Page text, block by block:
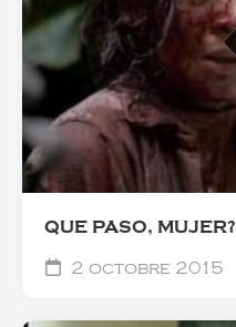
QUE PASO, MUJER?
2 octobre 2015